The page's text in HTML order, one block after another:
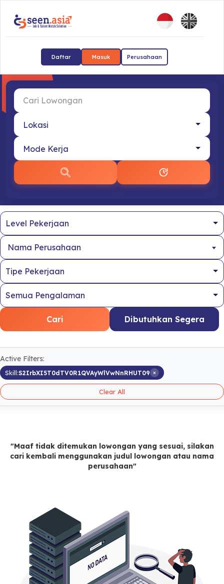
Daftar Masuk Perusahaan
Nama Perusahaan
Cari Dibutuhkan Segera
Active Filters:
Skill:S2IrbXI5T0dTV0R1QVAyWlVwNnRHUT09 ×
Clear All
"Maaf tidak ditemukan lowongan yang sesuai, silakan
cari kembali menggunakan judul lowongan atau nama
perusahaan"